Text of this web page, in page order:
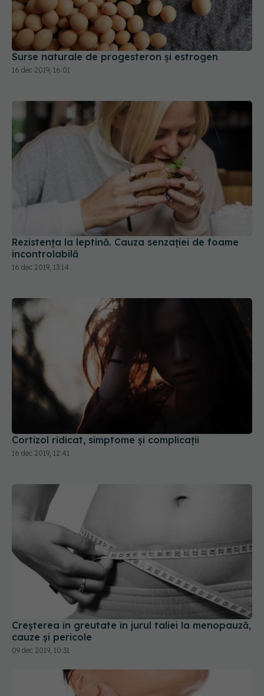
Surse naturale de progesteron și estrogen
16 dec 2019, 16:01
Rezistența la leptină. Cauza senzației de foame
incontrolabilă
16 dec 2019, 13:14
Cortizol ridicat, simptome și complicații
16 dec 2019, 12:41
Creșterea în greutate în jurul taliei la menopauză,
cauze și pericole
09 dec 2019, 10:31